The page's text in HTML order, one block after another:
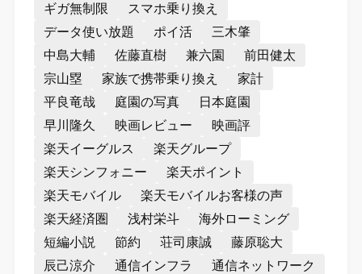
ギガ無制限
スマホ乗り換え
データ使い放題
ポイ活
三木肇
中島大輔
佐藤直樹 兼六園
前田健太
宗山塁
家族で携帯乗り換え
家計
平良竜哉
庭園の写真
日本庭園
早川隆久
映画レビュー
映画評
楽天イーグルス
楽天グループ
楽天シンフォニー
楽天ポイント
楽天モバイル
楽天モバイルお客様の声
楽天経済圏
浅村栄斗
海外ローミング
短編小説
節約 荘司康誠
藤原聡大
辰己涼介
通信インフラ
通信ネットワーク